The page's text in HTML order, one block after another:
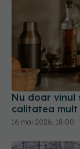
Nu doar vinul
calitatea
16 mai 2026, 18:00